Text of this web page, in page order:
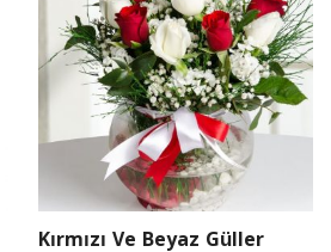
Kırmızı Ve Beyaz Güller